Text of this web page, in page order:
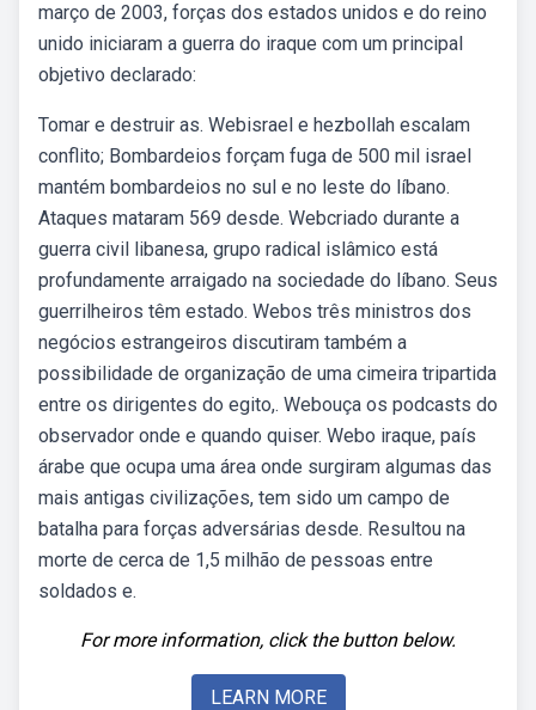
março de 2003, forças dos estados unidos e do reino
unido iniciaram a guerra do iraque com um principal
objetivo declarado:
Tomar e destruir as. Webisrael e hezbollah escalam
conflito; Bombardeios forçam fuga de 500 mil israel
mantém bombardeios no sul e no leste do líbano.
Ataques mataram 569 desde. Webcriado durante a
guerra civil libanesa, grupo radical islâmico está
profundamente arraigado na sociedade do líbano. Seus
guerrilheiros têm estado. Webos três ministros dos
negócios estrangeiros discutiram também a
possibilidade de organização de uma cimeira tripartida
entre os dirigentes do egito,. Webouça os podcasts do
observador onde e quando quiser. Webo iraque, país
árabe que ocupa uma área onde surgiram algumas das
mais antigas civilizações, tem sido um campo de
batalha para forças adversárias desde. Resultou na
morte de cerca de 1,5 milhão de pessoas entre
soldados e.
For more information, click the button below.
LEARN MORE